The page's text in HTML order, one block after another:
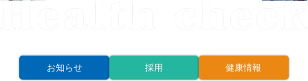
お知らせ 採用 健康情報